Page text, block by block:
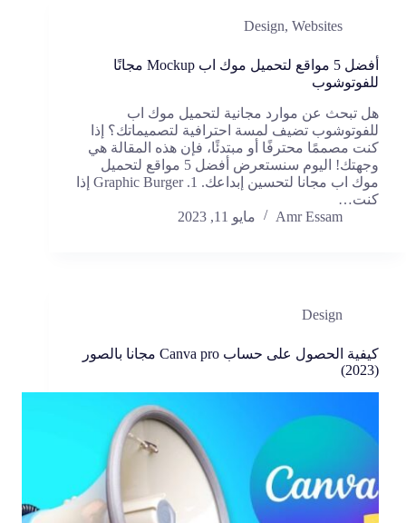
Design, Websites
أفضل 5 مواقع لتحميل موك اب Mockup مجانًا
للفوتوشوب
هل تبحث عن موارد مجانية لتحميل موك اب
للفوتوشوب تضيف لمسة احترافية لتصميماتك؟ إذا
كنت مصممًا محترفًا أو مبتدئًا، فإن هذه المقالة هي
وجهتك! اليوم سنستعرض أفضل 5 مواقع لتحميل
موك اب مجانا لتحسين إبداعك. 1. Graphic Burger إذا
كنت…
Amr Essam
مايو 11, 2023
Design
كيفية الحصول على حساب Canva pro مجانا بالصور
(2023)